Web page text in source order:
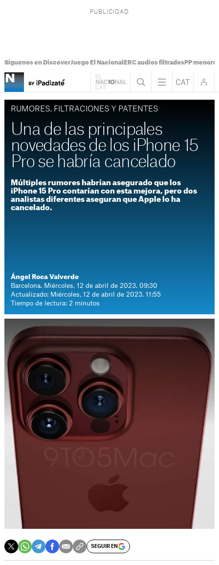
Síguenos en DiscoverJuego El Nacional ERC audios filtradosPP
RUMORES, FILTRACIONES Y PATENTES
Una de las principales
novedades de los iPhone 15
Pro se habría cancelado
Múltiples rumores habrían asegurado que los
iPhone 15 Pro contarían con esta mejora, pero dos
analistas diferentes aseguran que Apple lo ha
cancelado.
Ángel Roca Valverde
Barcelona. Miércoles, 12 de abril de 2023. 09:30
Actualizado: Miércoles, 12 de abril de 2023. 11:55
Tiempo de lectura: 2 minutos
SEGUIR EN